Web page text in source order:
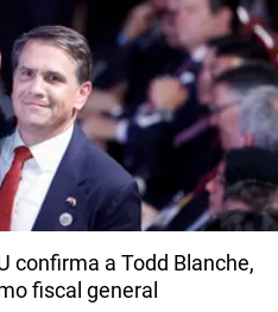
confirma a Todd Blanche,
fiscal general